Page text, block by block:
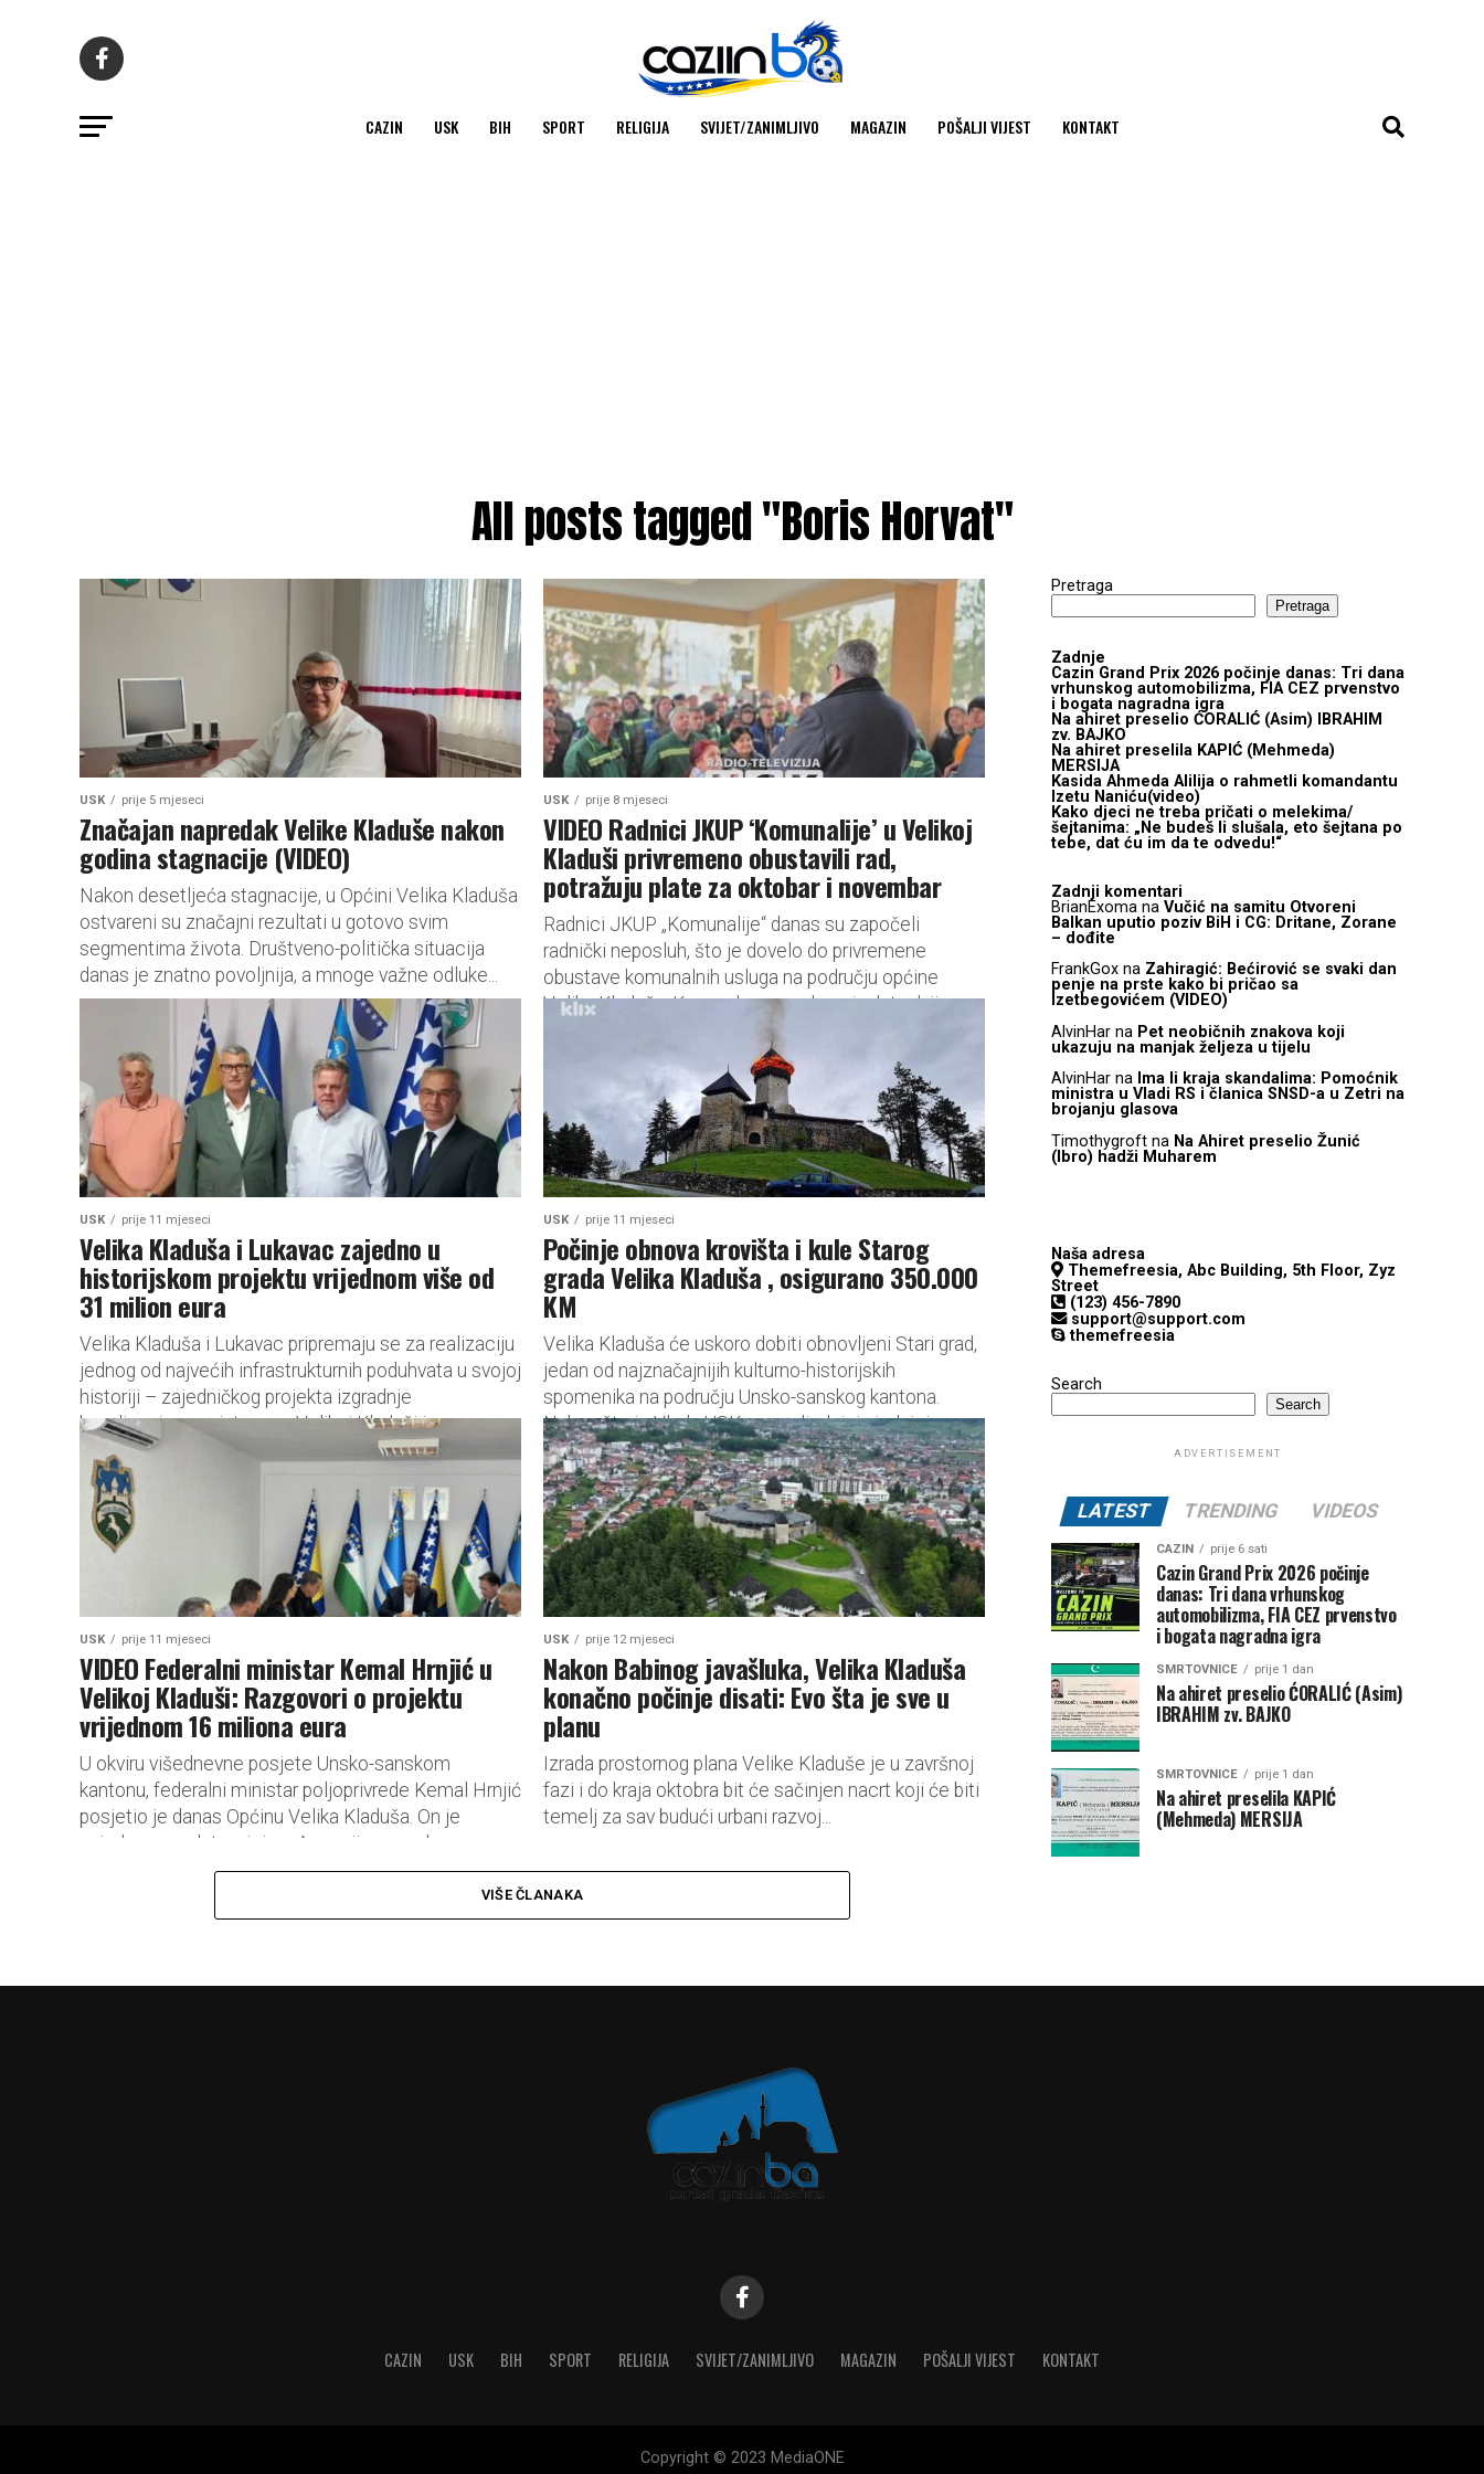
CAZIN USK BIH SPORT RELIGIJA SVIJET/ZANIMLJIVO MAGAZIN POŠALJI VIJEST KONTAKT
All posts tagged "Boris Horvat"
USK prije 5 mjeseci
Značajan napredak Velike Kladuše nakon
godina stagnacije (VIDEO)
Nakon desetljeća stagnacije, u Općini Velika Kladuša
ostvareni su značajni rezultati u gotovo svim
segmentima života. Društveno-politička situacija
danas je znatno povoljnija, a mnoge važne odluke...
USK prije 8 mjeseci
VIDEO Radnici JKUP ‘Komunalije’ u Velikoj
Kladuši privremeno obustavili rad,
potražuju plate za oktobar i novembar
Radnici JKUP „Komunalije“ danas su započeli
radnički neposluh, što je dovelo do privremene
obustave komunalnih usluga na području općine
Velika Kladuša. Kao razlog navode neisplatu dvije...
USK prije 11 mjeseci
Velika Kladuša i Lukavac zajedno u
historijskom projektu vrijednom više od
31 milion eura
Velika Kladuša i Lukavac pripremaju se za realizaciju
jednog od najvećih infrastrukturnih poduhvata u svojoj
historiji – zajedničkog projekta izgradnje
kanalizacionog sistema u Velikoj Kladuši i...
USK prije 11 mjeseci
Počinje obnova krovišta i kule Starog
grada Velika Kladuša , osigurano 350.000
KM
Velika Kladuša će uskoro dobiti obnovljeni Stari grad,
jedan od najznačajnijih kulturno-historijskih
spomenika na području Unsko-sanskog kantona.
Nakon što je Vlada USK na posljednjoj sjednici
odobrila...
USK prije 11 mjeseci
VIDEO Federalni ministar Kemal Hrnjić u
Velikoj Kladuši: Razgovori o projektu
vrijednom 16 miliona eura
U okviru višednevne posjete Unsko-sanskom
kantonu, federalni ministar poljoprivrede Kemal Hrnjić
posjetio je danas Općinu Velika Kladuša. On je
zajedno s predstavnicima Agencije za vodno
USK prije 12 mjeseci
Nakon Babinog javašluka, Velika Kladuša
konačno počinje disati: Evo šta je sve u
planu
Izrada prostornog plana Velike Kladuše je u završnoj
fazi i do kraja oktobra bit će sačinjen nacrt koji će biti
temelj za sav budući urbani razvoj...
VIŠE ČLANAKA
Pretraga
Pretraga
Zadnje
Cazin Grand Prix 2026 počinje danas: Tri dana
vrhunskog automobilizma, FIA CEZ prvenstvo
i bogata nagradna igra
Na ahiret preselio ĆORALIĆ (Asim) IBRAHIM
zv. BAJKO
Na ahiret preselila KAPIĆ (Mehmeda)
MERSIJA
Kasida Ahmeda Alilija o rahmetli komandantu
Izetu Naniću(video)
Kako djeci ne treba pričati o melekima/
šejtanima: „Ne budeš li slušala, eto šejtana po
tebe, dat ću im da te odvedu!“
Zadnji komentari
BrianExoma na Vučić na samitu Otvoreni
Balkan uputio poziv BiH i CG: Dritane, Zorane
– dođite
FrankGox na Zahiragić: Bećirović se svaki dan
penje na prste kako bi pričao sa
Izetbegovićem (VIDEO)
AlvinHar na Pet neobičnih znakova koji
ukazuju na manjak željeza u tijelu
AlvinHar na Ima li kraja skandalima: Pomoćnik
ministra u Vladi RS i članica SNSD-a u Zetri na
brojanju glasova
Timothygroft na Na Ahiret preselio Žunić
(Ibro) hadži Muharem
Naša adresa
Themefreesia, Abc Building, 5th Floor, Zyz
Street
(123) 456-7890
support@support.com
themefreesia
Search
Search
ADVERTISEMENT
LATEST TRENDING VIDEOS
CAZIN prije 6 sati
Cazin Grand Prix 2026 počinje
danas: Tri dana vrhunskog
automobilizma, FIA CEZ prvenstvo
i bogata nagradna igra
SMRTOVNICE prije 1 dan
Na ahiret preselio ĆORALIĆ (Asim)
IBRAHIM zv. BAJKO
SMRTOVNICE prije 1 dan
Na ahiret preselila KAPIĆ
(Mehmeda) MERSIJA
CAZIN USK BIH SPORT RELIGIJA SVIJET/ZANIMLJIVO MAGAZIN POŠALJI VIJEST KONTAKT
Copyright © 2023 MediaONE